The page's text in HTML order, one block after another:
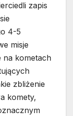
zapis
4-5
misje
na kometach
zbliżenie
komety,